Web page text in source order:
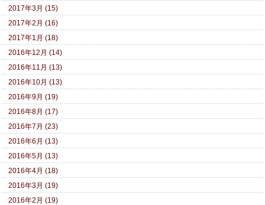
2017年3月 (15)
2017年2月 (16)
2017年1月 (18)
2016年12月 (14)
2016年11月 (13)
2016年10月 (13)
2016年9月 (19)
2016年8月 (17)
2016年7月 (23)
2016年6月 (13)
2016年5月 (13)
2016年4月 (18)
2016年3月 (19)
2016年2月 (19)